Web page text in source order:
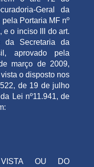
Geral da
Portaria MF nº
e o inciso III do art.
da Secretaria da
aprovado pela
março de 2009,
o disposto nos
de 19 de julho
Lei nº11.941, de
OU DO